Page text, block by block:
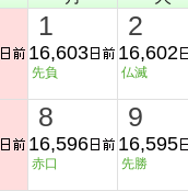
1
16,603
先負
2
16,602
仏滅
8
16,596
赤口
9
16,595
先勝